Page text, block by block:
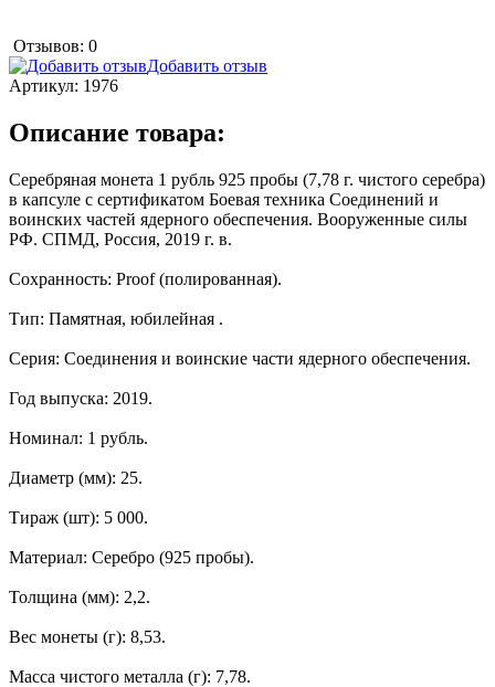
Отзывов: 0
Добавить отзыв
Артикул: 1976
Описание товара:
Серебряная монета 1 рубль 925 пробы (7,78 г. чистого серебра)
в капсуле с сертификатом Боевая техника Соединений и
воинских частей ядерного обеспечения. Вооруженные силы
РФ. СПМД, Россия, 2019 г. в.
Сохранность: Proof (полированная).
Тип: Памятная, юбилейная .
Серия: Соединения и воинские части ядерного обеспечения.
Год выпуска: 2019.
Номинал: 1 рубль.
Диаметр (мм): 25.
Тираж (шт): 5 000.
Материал: Серебро (925 пробы).
Толщина (мм): 2,2.
Вес монеты (г): 8,53.
Масса чистого металла (г): 7,78.